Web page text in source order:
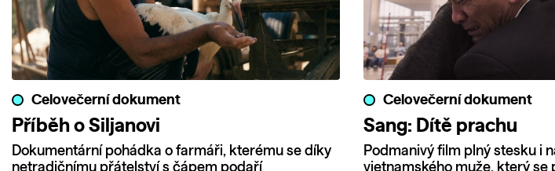
Celovečerní dokument
Příběh o Siljanovi
Dokumentární pohádka o farmáři, kterému se díky
netradičnímu přátelství s čápem podaří
Celovečerní dokument
Sang: Dítě prachu
Podmanivý film plný stesku i
vietnamského muže, který se